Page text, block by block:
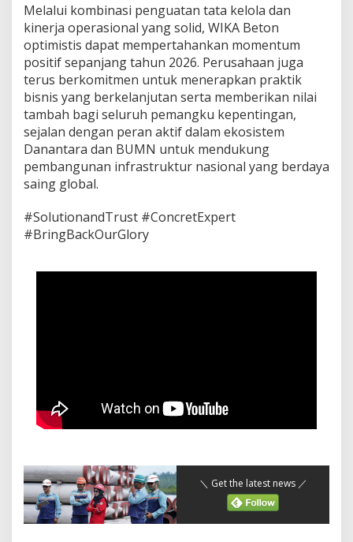
Melalui kombinasi penguatan tata kelola dan
kinerja operasional yang solid, WIKA Beton
optimistis dapat mempertahankan momentum
positif sepanjang tahun 2026. Perusahaan juga
terus berkomitmen untuk menerapkan praktik
bisnis yang berkelanjutan serta memberikan nilai
tambah bagi seluruh pemangku kepentingan,
sejalan dengan peran aktif dalam ekosistem
Danantara dan BUMN untuk mendukung
pembangunan infrastruktur nasional yang berdaya
saing global.
#SolutionandTrust #ConcretExpert
#BringBackOurGlory
＼ Get the latest news ／